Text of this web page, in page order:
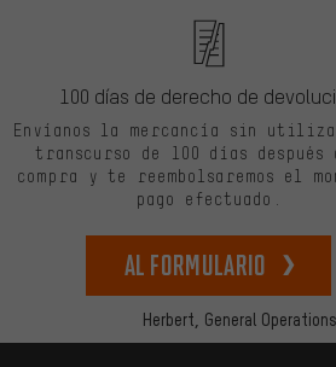
Herbert, General
100 días de derecho de
Envíanos la mercancía sin
transcurso de 100 días después
compra y te reembolsaremos el
pago efectuado.
Al formulario